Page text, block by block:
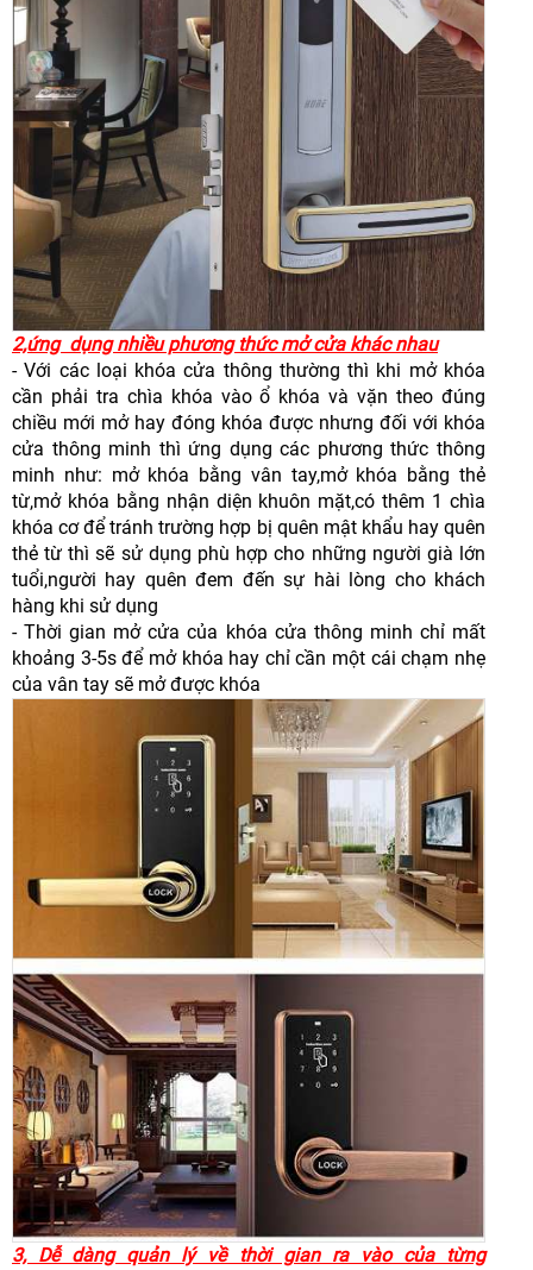
2,ứng dụng nhiều phương thức mở cửa khác nhau
- Với các loại khóa cửa thông thường thì khi mở khóa
cần phải tra chìa khóa vào ổ khóa và vặn theo đúng
chiều mới mở hay đóng khóa được nhưng đối với khóa
cửa thông minh thì ứng dụng các phương thức thông
minh như: mở khóa bằng vân tay,mở khóa bằng thẻ
từ,mở khóa bằng nhận diện khuôn mặt,có thêm 1 chìa
khóa cơ để tránh trường hợp bị quên mật khẩu hay quên
thẻ từ thì sẽ sử dụng phù hợp cho những người già lớn
tuổi,người hay quên đem đến sự hài lòng cho khách
hàng khi sử dụng
- Thời gian mở cửa của khóa cửa thông minh chỉ mất
khoảng 3-5s để mở khóa hay chỉ cần một cái chạm nhẹ
của vân tay sẽ mở được khóa
3, Dễ dàng quản lý về thời gian ra vào của từng